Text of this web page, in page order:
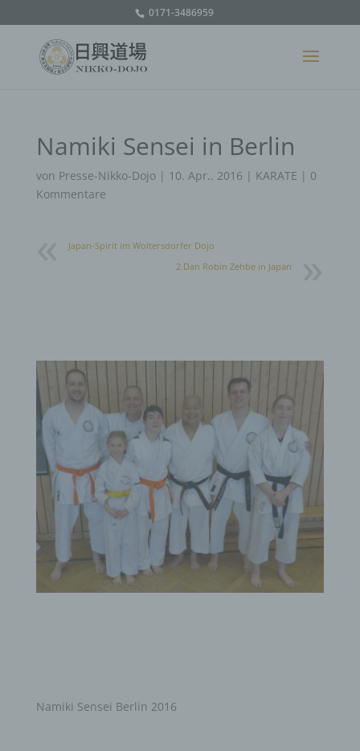
0171-3486959
Namiki Sensei in Berlin
von Presse-Nikko-Dojo| 10. Apr.. 2016 | KARATE | 0
Kommentare
Japan-Spirit im Woltersdorfer Dojo
2.Dan Robin Zehbe in Japan
Namiki Sensei Berlin 2016